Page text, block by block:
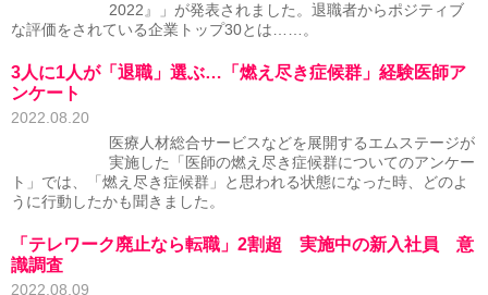
2022』」が発表されました。退職者からポジティブ
な評価をされている企業トップ30とは……。
3人に1人が「退職」選ぶ…「燃え尽き症候群」経験医師ア
ンケート
2022.08.20
医療人材総合サービスなどを展開するエムステージが
実施した「医師の燃え尽き症候群についてのアンケー
ト」では、「燃え尽き症候群」と思われる状態になった時、どのよ
うに行動したかも聞きました。
「テレワーク廃止なら転職」2割超 実施中の新入社員 意
識調査
2022.08.09